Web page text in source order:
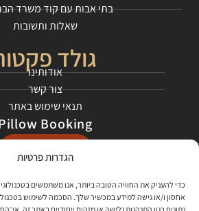
הגדרות פרטיות
אחסון ו/או גישה למידע במכשיר שלך. הסכמה לשימוש
בתי אבות עם קוד משרד
שאלות ותשובות
גולדאודותינו
צור קשר
תנאי שימוש באתר
Booking
רשתות
בקרו אותנו